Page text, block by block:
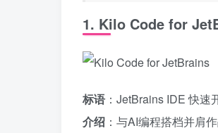
1. Kilo Code for
标语 ：JetBrains IDE 快速
介绍 ：与AI编程搭档并肩